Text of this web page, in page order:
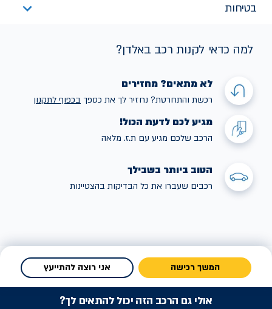
בטיחות
למה כדאי לקנות רכב באלדן?
לא מתאים? מחזירים
רכשת והתחרטת? נחזיר לך את כספך בכפוף לתקנון
מגיע לכם לדעת הכול!
הרכב שלכם מגיע עם ת.ז. מלאה
הטוב ביותר בשבילך
רכבים שעברו את כל הבדיקות בהצטיינות
המשך רכישה אני רוצה להתייעץ
אולי גם הרכב הזה יכול להתאים לך?